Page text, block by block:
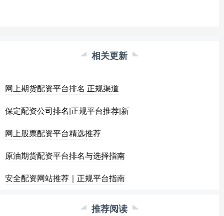
相关更新
网上期货配资平台排名 正规渠道
保定配资公司排名|正规平台推荐|新
网上股票配资平台精选推荐
原油期货配资平台排名与选择指南
安全配资网站推荐｜正规平台指南
推荐阅读